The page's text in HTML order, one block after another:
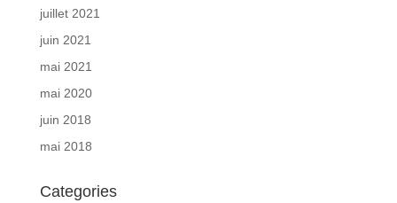
juillet 2021
juin 2021
mai 2021
mai 2020
juin 2018
mai 2018
Categories